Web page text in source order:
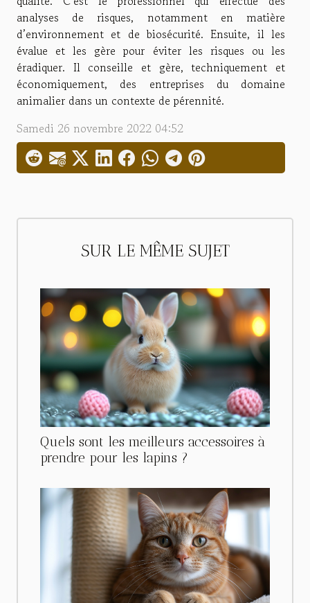
analyses de risques, notamment en matière
d’environnement et de biosécurité. Ensuite, il les
évalue et les gère pour éviter les risques ou les
éradiquer. Il conseille et gère, techniquement et
économiquement, des entreprises du domaine
animalier dans un contexte de pérennité.
Samedi 26 novembre 2022 04:52
SUR LE MÊME SUJET
Quels sont les meilleurs accessoires à
prendre pour les lapins ?